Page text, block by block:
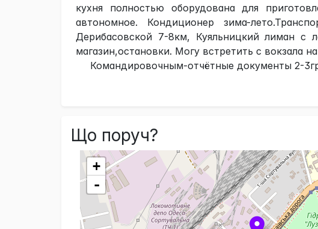
кухня полностью оборудована для
автономное. Кондиционер зима-
Дерибасовской 7-8км, Куяльницкий лиман
магазин,остановки. Могу встретить с вокзала
Командировочным-отчётные документы 2-
Що поруч?
+
-